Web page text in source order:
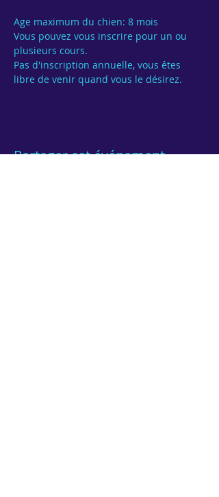
Age maximum du chien: 8 mois
Vous pouvez vous inscrire pour un ou
Pas d'inscription annuelle, vous êtes
Partager cet événement